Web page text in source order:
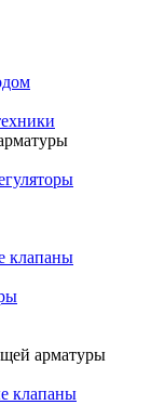
клапаны
арматуры
клапаны